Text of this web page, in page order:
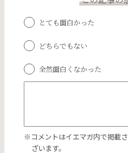
とても面白かった
どちらでもない
全然面白くなかった
※コメントはイエマガ内で掲載
ざいます。